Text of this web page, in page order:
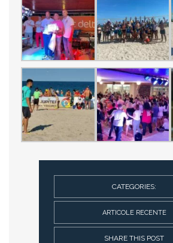
CATEGORIES:
ARTICOLE RECENTE
SHARE THIS POST